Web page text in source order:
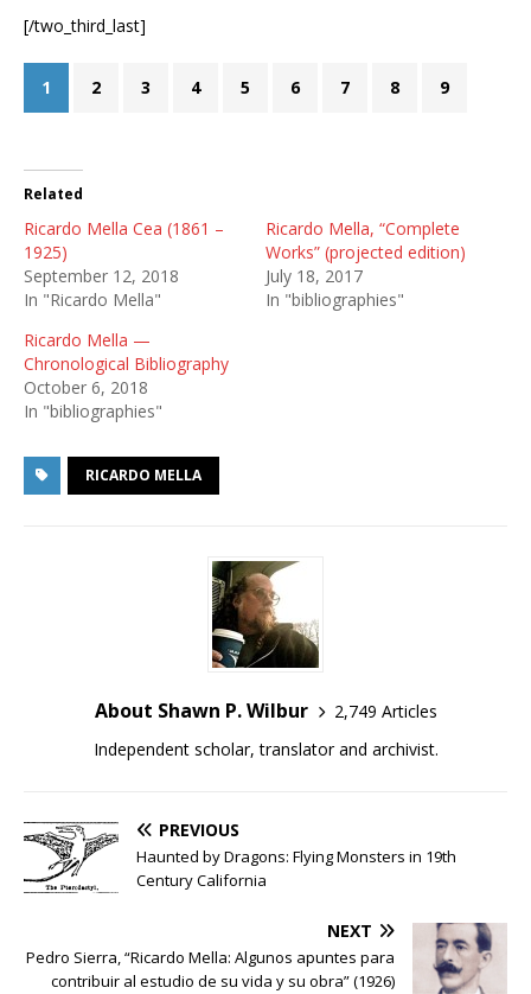
[/two_third_last]
1 2 3 4 5 6 7 8 9
Related
Ricardo Mella Cea (1861 –
1925)
September 12, 2018
In "Ricardo Mella"
Ricardo Mella, “Complete
Works” (projected edition)
July 18, 2017
In "bibliographies"
Ricardo Mella —
Chronological Bibliography
October 6, 2018
In "bibliographies"
RICARDO MELLA
About Shawn P. Wilbur
2,749 Articles
Independent scholar, translator and archivist.
PREVIOUS
Haunted by Dragons: Flying Monsters in 19th
Century California
NEXT
Pedro Sierra, “Ricardo Mella: Algunos apuntes para
contribuir al estudio de su vida y su obra” (1926)